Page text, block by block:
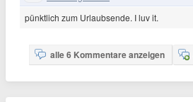
pünktlich zum Urlaubsende. I luv it.
alle 6 Kommentare anzeigen